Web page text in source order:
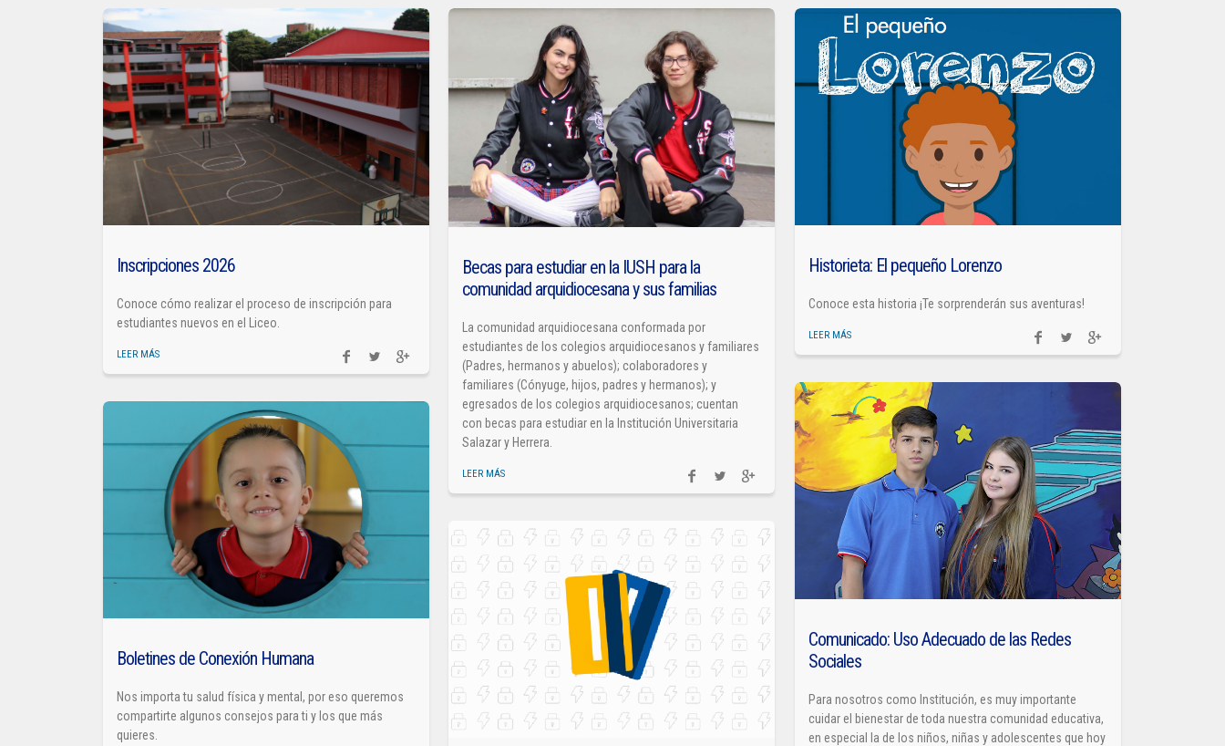
Inscripciones 2026
Conoce cómo realizar el proceso de inscripción para
estudiantes nuevos en el Liceo.
LEER MÁS
Becas para estudiar en la IUSH para la
comunidad arquidiocesana y sus familias
La comunidad arquidiocesana conformada por
estudiantes de los colegios arquidiocesanos y familiares
(Padres, hermanos y abuelos); colaboradores y
familiares (Cónyuge, hijos, padres y hermanos); y
egresados de los colegios arquidiocesanos; cuentan
con becas para estudiar en la Institución Universitaria
Salazar y Herrera.
LEER MÁS
Historieta: El pequeño Lorenzo
Conoce esta historia ¡Te sorprenderán sus aventuras!
LEER MÁS
Comunicado: Uso Adecuado de las Redes
Sociales
Para nosotros como Institución, es muy importante
cuidar el bienestar de toda nuestra comunidad educativa,
en especial la de los niños, niñas y adolescentes que hoy
Boletines de Conexión Humana
Nos importa tu salud física y mental, por eso queremos
compartirte algunos consejos para ti y los que más
quieres.